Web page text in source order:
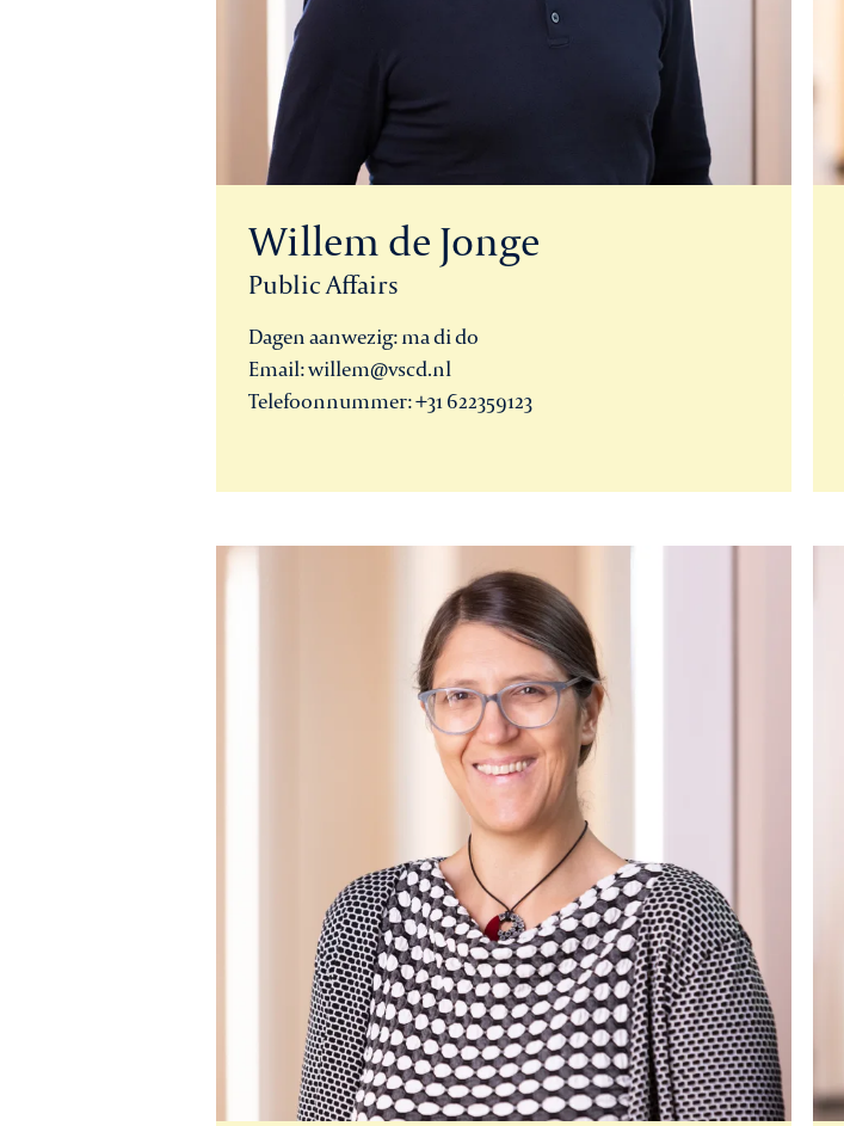
Willem de Jonge
Public Affairs
Dagen aanwezig: ma di do
Email: willem@vscd.nl
Telefoonnummer: +31 622359123